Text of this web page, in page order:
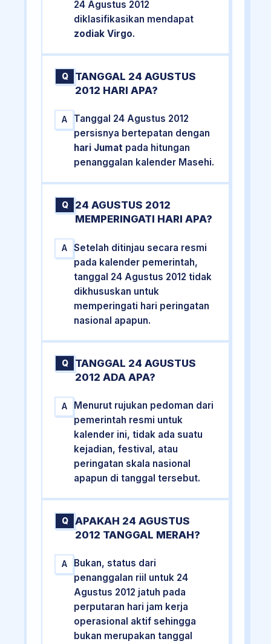
24 Agustus 2012
diklasifikasikan mendapat
zodiak Virgo.
Q
TANGGAL 24 AGUSTUS
2012 HARI APA?
A
Tanggal 24 Agustus 2012
persisnya bertepatan dengan
hari Jumat pada hitungan
penanggalan kalender Masehi.
Q
24 AGUSTUS 2012
MEMPERINGATI HARI APA?
A
Setelah ditinjau secara resmi
pada kalender pemerintah,
tanggal 24 Agustus 2012 tidak
dikhususkan untuk
memperingati hari peringatan
nasional apapun.
Q
TANGGAL 24 AGUSTUS
2012 ADA APA?
A
Menurut rujukan pedoman dari
pemerintah resmi untuk
kalender ini, tidak ada suatu
kejadian, festival, atau
peringatan skala nasional
apapun di tanggal tersebut.
Q
APAKAH 24 AGUSTUS
2012 TANGGAL MERAH?
A
Bukan, status dari
penanggalan riil untuk 24
Agustus 2012 jatuh pada
perputaran hari jam kerja
operasional aktif sehingga
bukan merupakan tanggal